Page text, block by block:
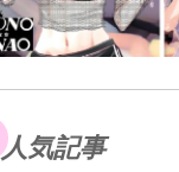
人気記事